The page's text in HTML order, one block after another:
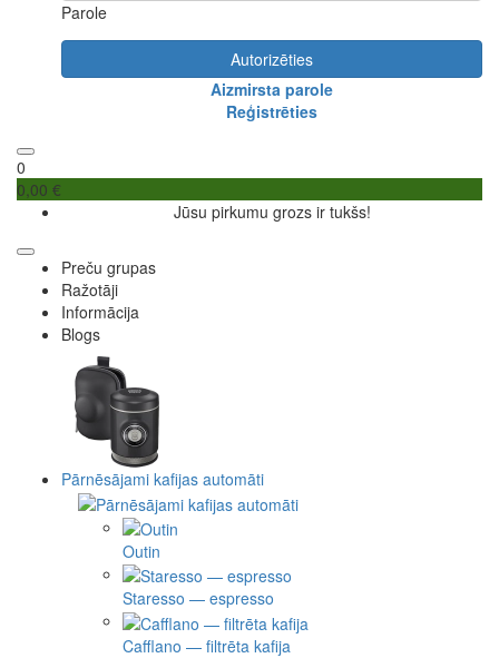
Parole
Autorizēties
Aizmirsta parole
Reģistrēties
0
0,00 €
Jūsu pirkumu grozs ir tukšs!
Preču grupas
Ražotāji
Informācija
Blogs
Pārnēsājami kafijas automāti
Outin
Staresso — espresso
Cafflano — filtrēta kafija